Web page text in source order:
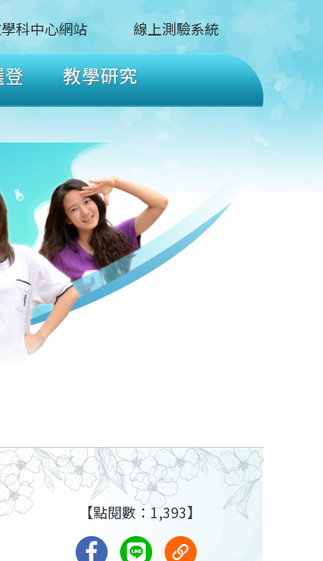
科中心網站 線上測驗系統
登
教學研究
【點閱數：1,393】